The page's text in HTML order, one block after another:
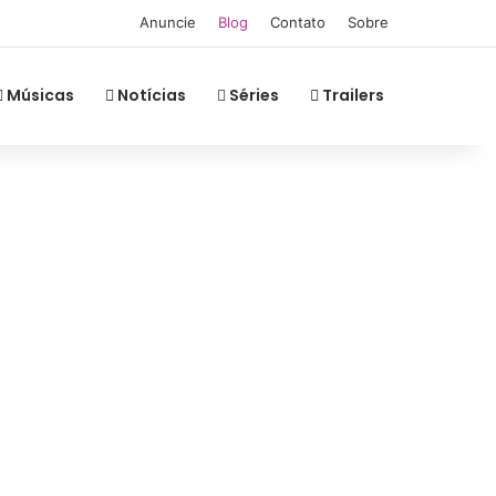
Anuncie Blog Contato Sobre
Músicas Notícias Séries Trailers